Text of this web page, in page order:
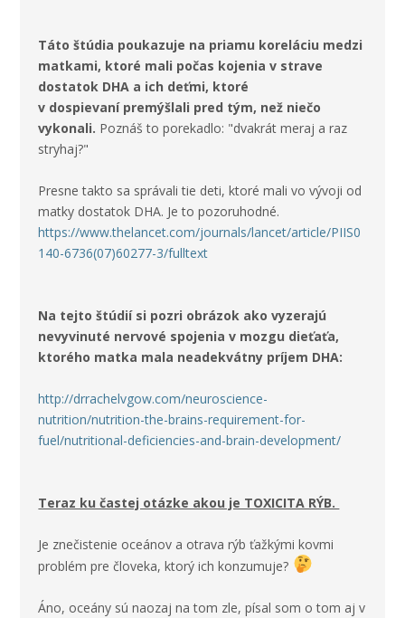
Táto štúdia poukazuje na priamu koreláciu medzi
matkami, ktoré mali počas kojenia v strave
dostatok DHA a ich deťmi, ktoré
v dospievaní premýšlali pred tým, než niečo
vykonali. Poznáš to porekadlo: "dvakrát meraj a raz
stryhaj?"
Presne takto sa správali tie deti, ktoré mali vo vývoji od
matky dostatok DHA. Je to pozoruhodné.
https://www.thelancet.com/journals/lancet/article/PIIS0
140-6736(07)60277-3/fulltext
Na tejto štúdií si pozri obrázok ako vyzerajú
nevyvinuté nervové spojenia v mozgu dieťaťa,
ktorého matka mala neadekvátny príjem DHA:
http://drrachelvgow.com/neuroscience-
nutrition/nutrition-the-brains-requirement-for-
fuel/nutritional-deficiencies-and-brain-development/
Teraz ku častej otázke akou je TOXICITA RÝB.
Je znečistenie oceánov a otrava rýb ťažkými kovmi
problém pre človeka, ktorý ich konzumuje?
Áno, oceány sú naozaj na tom zle, písal som o tom aj v